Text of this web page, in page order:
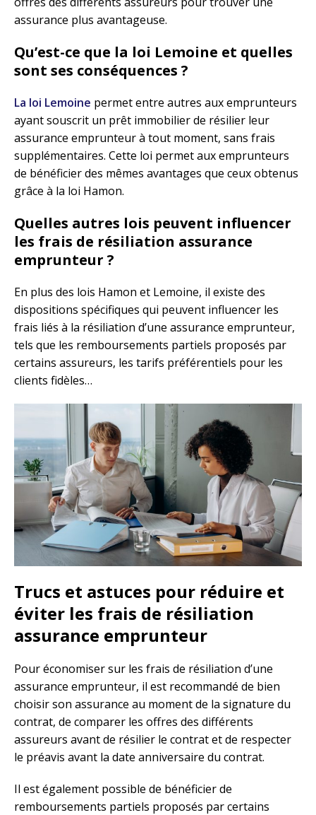
assurance plus avantageuse.
Qu’est-ce que la loi Lemoine et quelles
sont ses conséquences ?
La loi Lemoine permet entre autres aux emprunteurs
ayant souscrit un prêt immobilier de résilier leur
assurance emprunteur à tout moment, sans frais
supplémentaires. Cette loi permet aux emprunteurs
de bénéficier des mêmes avantages que ceux obtenus
grâce à la loi Hamon.
Quelles autres lois peuvent influencer
les frais de résiliation assurance
emprunteur ?
En plus des lois Hamon et Lemoine, il existe des
dispositions spécifiques qui peuvent influencer les
frais liés à la résiliation d’une assurance emprunteur,
tels que les remboursements partiels proposés par
certains assureurs, les tarifs préférentiels pour les
clients fidèles…
Trucs et astuces pour réduire et
éviter les frais de résiliation
assurance emprunteur
Pour économiser sur les frais de résiliation d’une
assurance emprunteur, il est recommandé de bien
choisir son assurance au moment de la signature du
contrat, de comparer les offres des différents
assureurs avant de résilier le contrat et de respecter
le préavis avant la date anniversaire du contrat.
Il est également possible de bénéficier de
remboursements partiels proposés par certains